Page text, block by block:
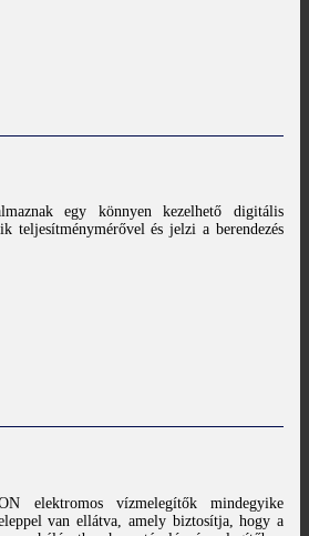
egy könnyen kezelhető digitális
teljesítménymérővel és jelzi a berendezés
elektromos vízmelegítők mindegyike
van ellátva, amely biztosítja, hogy a